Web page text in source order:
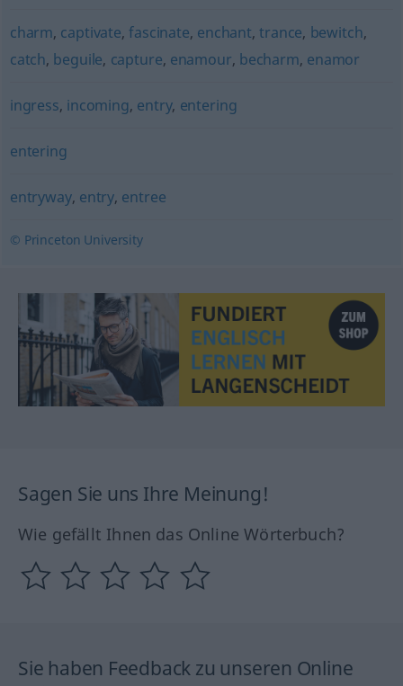
charm, captivate,fascinate, enchant,trance, bewitch,
catch, beguile, capture, enamour, becharm, enamor
ingress, incoming, entry, entering
entering
entryway, entry, entree
© Princeton University
Sagen Sie uns Ihre Meinung!
Wie gefällt Ihnen das Online Wörterbuch?
Sie haben Feedback zu unseren Online